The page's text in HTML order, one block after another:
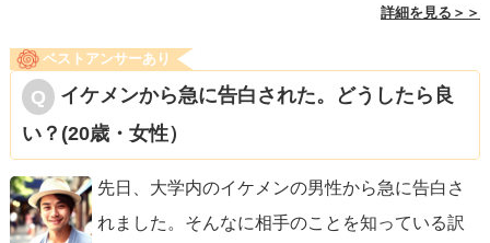
詳細を見る＞＞
ベストアンサーあり
イケメンから急に告白された。どうしたら良
い？(20歳・女性）
先日、大学内のイケメンの男性から急に告白さ
れました。そんなに相手のことを知っている訳